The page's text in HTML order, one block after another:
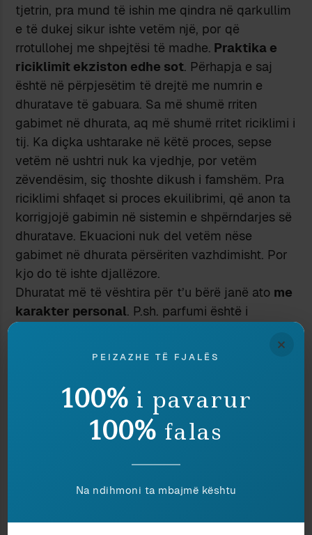
tjetrin, pra mund të ishin me qindra në qarkullim
e të dukej sikur ishte vetëm një, por që
rrotullohej me shpejtësi të madhe. Praktika e
riciklimit ekziston edhe sot. Përhapja e saj
është në përpjesëtim të drejtë me numrin e
dhuratave të gabuara. Sa më shumë rriten
gabimet në dhurata, aq më shumë rritet riciklimi i
tij. Ka diçka ushtarake në këtë proces, sepse
vetëm në ushtri nuk ka vjedhje, por vetëm
zëvendësim, siç thoshte dikush i famshëm. Pra
riciklimi shfaqet si proces ekuilibrimi, që anon ta
korrigjojë gabimin në sistemin e shpërndarjes së
dhuratave. Ekuacioni nuk del vetëm nëse
gabimet në dhurata përsëriten vazhdimisht. Por
kjo do të ishte djallëzore.
Dhuratat më të vështira për t’u bërë janë ato me
karakter personal. P.sh. parfumi është i
pëlqen. Parfumi mund të hyjë edhe në
drejtohet dikujt tjetër, por në fakt mund të jetë
për dhuruesin. Në një film të Woody Allen-it,
është një skenë kur ai i dhuron të dashurës një
komplet intim ultraseksi. Ajo ia kthen: “Kjo është
dhuratë për ty, jo për mua!”. Këto lloj dhuratash
pari sepse dhuruesi mëton t’i shohë në përdorim,
×
PEIZAZHE TË FJALËS
100% i pavarur
100% falas
Na ndihmoni ta mbajmë kështu